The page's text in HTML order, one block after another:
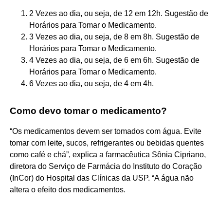
2 Vezes ao dia, ou seja, de 12 em 12h. Sugestão de
Horários para Tomar o Medicamento.
3 Vezes ao dia, ou seja, de 8 em 8h. Sugestão de
Horários para Tomar o Medicamento.
4 Vezes ao dia, ou seja, de 6 em 6h. Sugestão de
Horários para Tomar o Medicamento.
6 Vezes ao dia, ou seja, de 4 em 4h.
Como devo tomar o medicamento?
“Os medicamentos devem ser tomados com água. Evite
tomar com leite, sucos, refrigerantes ou bebidas quentes
como café e chá”, explica a farmacêutica Sônia Cipriano,
diretora do Serviço de Farmácia do Instituto do Coração
(InCor) do Hospital das Clínicas da USP. “A água não
altera o efeito dos medicamentos.